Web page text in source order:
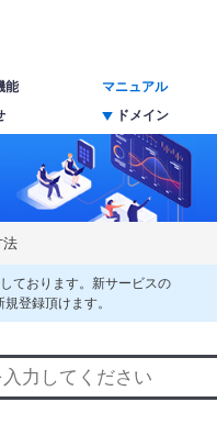
能
マニュアル
ドメイン
法
ております。新サービスの
登録頂けます。